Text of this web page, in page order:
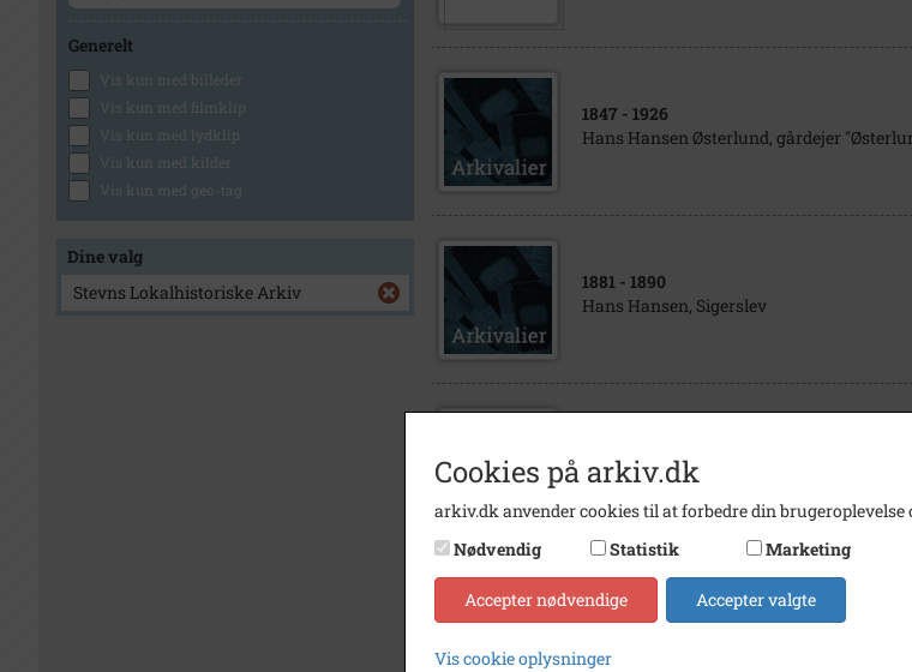
Generelt
Vis kun med billeder
Vis kun med filmklip
Vis kun med lydklip
Vis kun med kilder
Vis kun med geo-tag
Dine valg
Stevns Lokalhistoriske Arkiv
1847 - 1926
Hans Hansen Østerlund, gårdejer
1881 - 1890
Hans Hansen, Sigerslev
Hansen, Niels, Eskesti, Sierslev.
1930- 1950
Cookies på arkiv.dk
arkiv.dk anvender cookies til at forbedre din
Nødvendig
Statistik Marketing
Accepter nødvendige Accepter valgte
Vis cookie oplysninger